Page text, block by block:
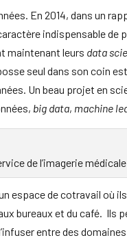
En 2014, dans un
indispensable de
maintenant leurs data
seul dans son coin
Un beau projet en
big data, machine
de l’imagerie médicale
espace de cotravail où
bureaux et du café. Ils
entre des